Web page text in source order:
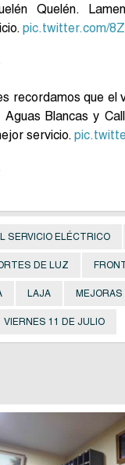
Quelén.
pic.twitter.com/
recordamos que el
Blancas y
servicio.
SERVICIO ELÉCTRICO
DE LUZ
LAJA
VIERNES 11 DE JULIO